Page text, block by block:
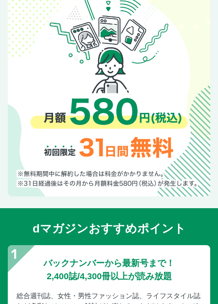
dマガジンおすすめポイント
バックナンバーから最新号まで！
2,400誌/4,300冊以上が読み放題
総合週刊誌、女性・男性ファッション誌、ライフスタイル誌